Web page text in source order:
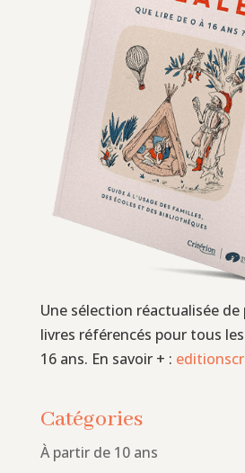
Une sélection réactualisée de
livres référencés pour tous
16 ans. En savoir + :
Catégories
À partir de 10 ans